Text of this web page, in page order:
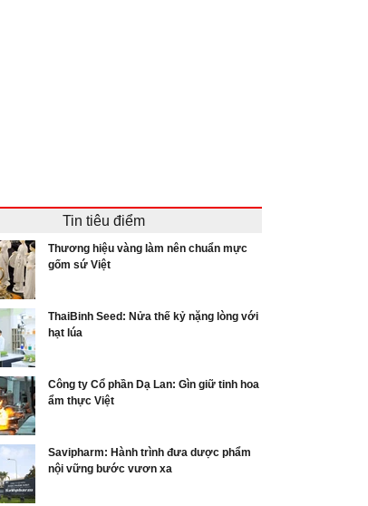
Tin tiêu điểm
Thương hiệu vàng làm nên chuẩn mực
gốm sứ Việt
ThaiBinh Seed: Nửa thế kỷ nặng lòng với
hạt lúa
Công ty Cổ phần Dạ Lan: Gìn giữ tinh hoa
ẩm thực Việt
Savipharm: Hành trình đưa dược phẩm
nội vững bước vươn xa